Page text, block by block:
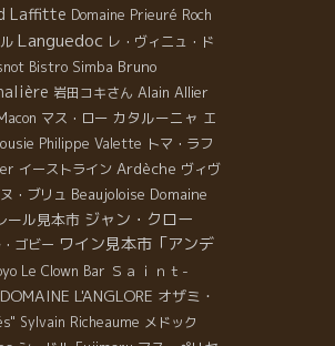
Laffitte Domaine Prieuré Roch
Languedoc レ・ヴィニュ・ド
Bistro Simba Bruno
岩田コキさん Alain Allier
マス・ロー カタルーニャ エ
Philippe Valette トマ・ラフ
イーストライン Ardèche ヴィヴ
・ブリュ Beaujoloise Domaine
ール見本市 ジャン・クロー
ゴビー ワイン見本市「アンデ
Le Clown Bar Ｓａｉｎｔ-
DOMAINE L'ANGLORE オザミ・
Sylvain Richeaume メドック